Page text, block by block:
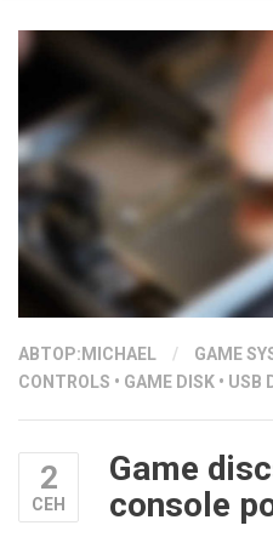
АВТОР: MICHAEL / GAME
CONTROLS • GAME DISK • USB
2
СЕН
Game
console